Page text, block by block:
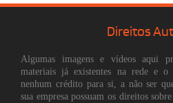
Direitos
Algumas imagens e vídeos aqui
materiais já existentes na rede e
nenhum crédito para si, a não ser
sua empresa possuam os direitos